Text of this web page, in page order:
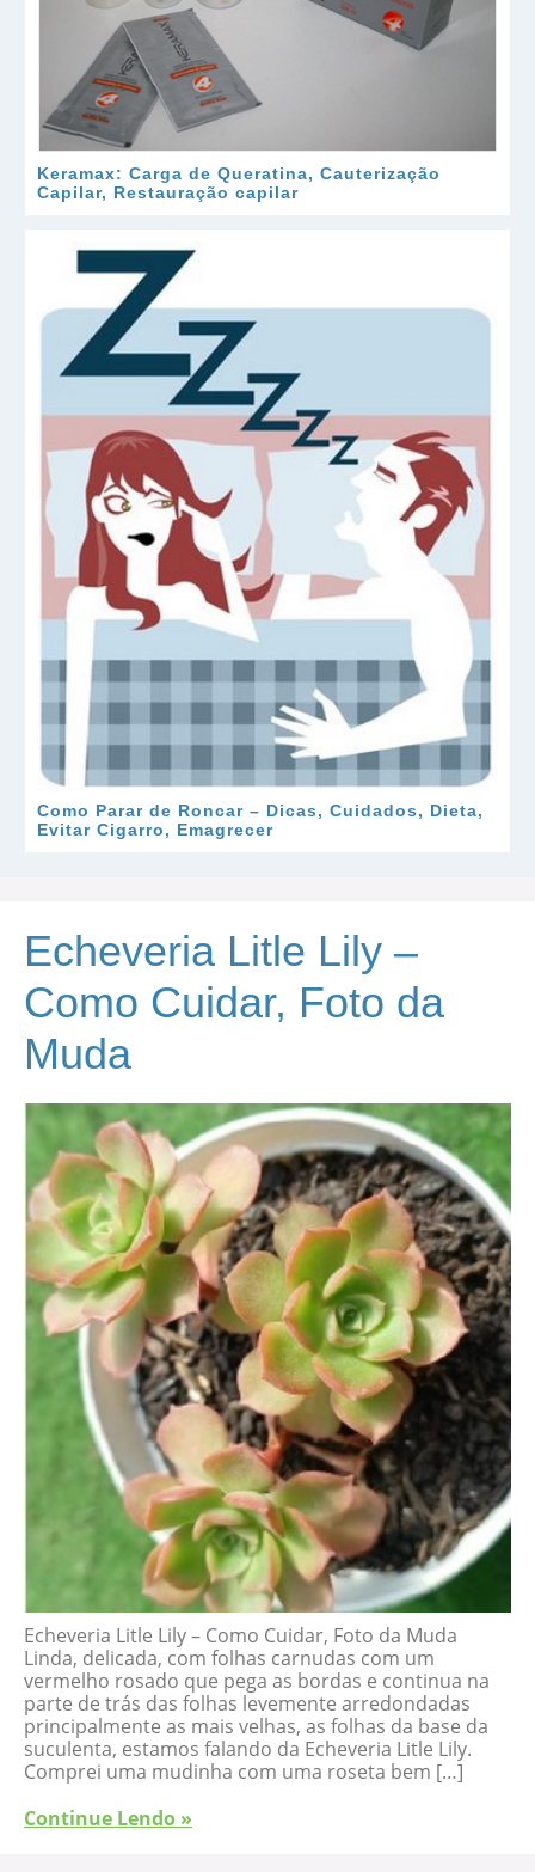
Keramax: Carga de Queratina, Cauterização
Capilar, Restauração capilar
Como Parar de Roncar – Dicas, Cuidados, Dieta,
Evitar Cigarro, Emagrecer
Echeveria Litle Lily –
Como Cuidar, Foto da
Muda
Echeveria Litle Lily – Como Cuidar, Foto da Muda
Linda, delicada, com folhas carnudas com um
vermelho rosado que pega as bordas e continua na
parte de trás das folhas levemente arredondadas
principalmente as mais velhas, as folhas da base da
suculenta, estamos falando da Echeveria Litle Lily.
Comprei uma mudinha com uma roseta bem […]
Continue Lendo »